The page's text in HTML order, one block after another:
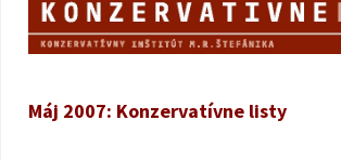
Máj 2007: Konzervatívne listy